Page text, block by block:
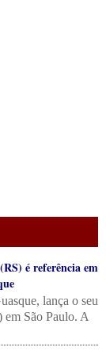
é referência em
lança o seu
São Paulo. A